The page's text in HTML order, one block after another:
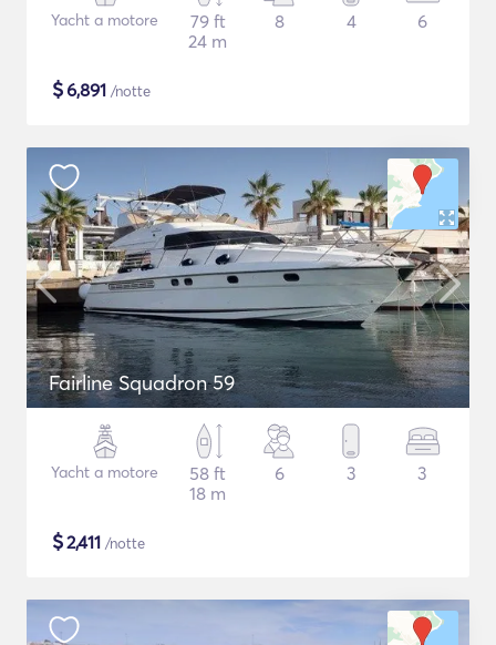
Yacht a motore
79 ft
24 m
8 4 6
$6,891 /notte
Fairline Squadron 59
Yacht a motore
58 ft
18 m
6 3 3
$2,411 /notte